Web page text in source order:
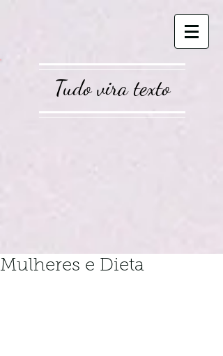
Tudo vira texto
Mulheres e Dieta